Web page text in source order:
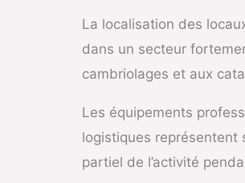
La localisation des
dans un secteur
cambriolages et aux
Les équipements
logistiques représentent
partiel de l’activité